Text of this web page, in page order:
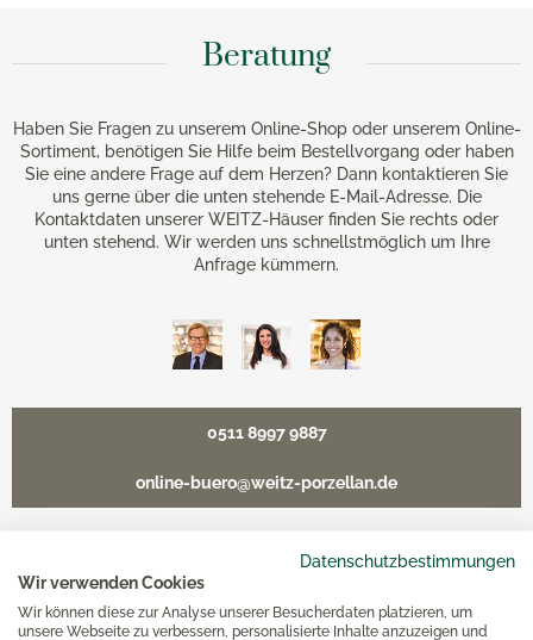
Datenschutzbestimmungen
Wir verwenden Cookies
Wir können diese zur Analyse unserer Besucherdaten platzieren, um
unsere Webseite zu verbessern, personalisierte Inhalte anzuzeigen und
Beratung
Haben Sie Fragen zu unserem Online-Shop oder unserem Online-
Sortiment, benötigen Sie Hilfe beim Bestellvorgang oder haben
Sie eine andere Frage auf dem Herzen? Dann kontaktieren Sie
uns gerne über die unten stehende E-Mail-Adresse. Die
Kontaktdaten unserer WEITZ-Häuser finden Sie rechts oder
unten stehend. Wir werden uns schnellstmöglich um Ihre
Anfrage kümmern.
0511 8997 9887
online-buero@weitz-porzellan.de
Unsere Häuser